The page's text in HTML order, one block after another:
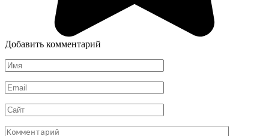
Добавить комментарий
Имя
*
Email
*
Сайт
Комментарий